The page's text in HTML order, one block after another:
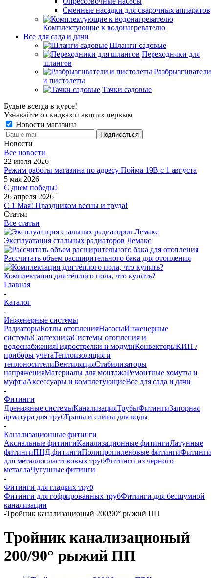
Сменные насадки для сварочных аппаратов
Комплектующие к водонагревателю
Все для сада и дачи
Шланги садовые
Переходники для
шлангов
Разбрызгиватели
и пистолеты
Тачки садовые
Будьте всегда в курсе!
Узнавайте о скидках и акциях первым
Новости магазина
Новости
Все новости
22 июля 2026
Режим работы магазина по адресу Пойма 19В с 1 августа
5 мая 2026
С днем победы!
26 апреля 2026
С 1 Мая! Праздником весны и труда!
Статьи
Все статьи
Эксплуатация стальных радиаторов Лемакс
Рассчитать объем расширительного бака для отопления
Комплектация для тёплого пола, что купить?
Главная
-
Каталог
-
Инженерные системы
РадиаторыКотлы отопленияНасосыИнженерные
системыСантехникаСистемы отопления и
водоснабженияГидрострелки и модулиКонвекторыКИП /
приборы учетаТеплоизоляция и
теплоносителиВентиляцияСтабилизаторы
напряженияМатериалы для монтажаРемонтные хомуты и
муфтыАксессуары и комплетующиеВсе для сада и дачи
-
Фитинги
Дренажные системыКанализацияТрубыФитингиЗапорная
арматура для трубТрапы и сливы для воды
-
Канализационные фитинги
Аксиальные фитингиКанализационные фитингиЛатунные
фитингиПНД фитингиПолипропиленовые фитингиФитинги
для металлопластиковых трубФитинги из черного
металлаЧугунные фитинги
-
Фитинги для гладких труб
Фитинги для гофрированных трубФитинги для бесшумной
канализации
-Тройник канализационый 200/90° рыжий ПП
Тройник канализационый
200/90° рыжий ПП